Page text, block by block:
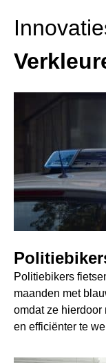
Politiebikers
maanden met
omdat ze hierdoor
en efficiënter te